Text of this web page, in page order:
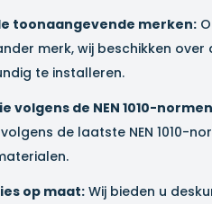
toonaangevende merken:
merk, wij beschikken over
te installeren.
volgens de NEN 1010-
de laatste NEN 1010-
op maat: Wij bieden u